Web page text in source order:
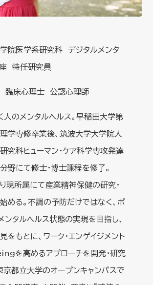
院医学系研究科 デジタルメンタ
特任研究員
臨床心理士 公認心理師
人のメンタルヘルス。早稲田大学第
学専修卒業後、筑波大学大学院人
究科ヒューマン・ケア科学専攻発達
野にて修士・博士課程を修了。
現所属にて産業精神保健の研究・
める。不調の予防だけではなく、ポ
ンタルヘルス状態の実現を目指し、
をもとに、ワーク・エンゲイジメント
を高めるアプローチを開発・研究
京都立大学のオープンキャンパスで